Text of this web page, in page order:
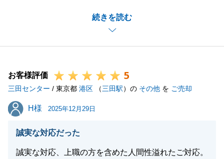
続きを読む
一方で、ご要望の「意図」を汲み取る点において、至
らぬ点があったとのこと、申し訳ございません。
今後は表面的な回答に留まらず、お客様の言葉の背景
ートができるよう精進してまいります。
この度は貴重な気づきをいただき、誠にありがとうご
ざいました。
お客様評価 5
三田センター / 東京都 港区 （三田駅）の その他 を ご売却
H様
H様 2025年12月29日
誠実な対応だった
誠実な対応、上職の方を含めた人間性溢れたご対応。